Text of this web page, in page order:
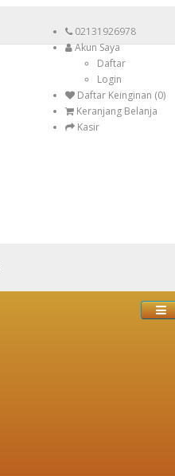
02131926978
Akun Saya
Daftar
Login
Daftar Keinginan (0)
Keranjang Belanja
Kasir